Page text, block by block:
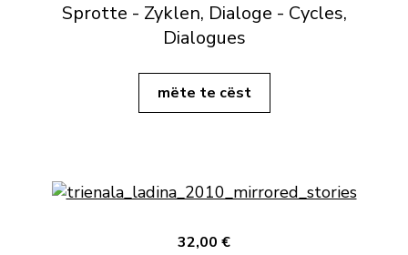
Sprotte - Zyklen, Dialoge - Cycles,
Dialogues
mëte te cëst
32,00 €